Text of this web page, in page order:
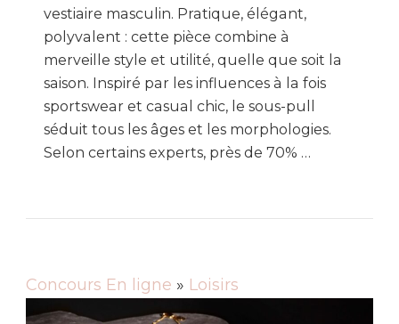
vestiaire masculin. Pratique, élégant,
polyvalent : cette pièce combine à
merveille style et utilité, quelle que soit la
saison. Inspiré par les influences à la fois
sportswear et casual chic, le sous-pull
séduit tous les âges et les morphologies.
Selon certains experts, près de 70% …
Concours En ligne » Loisirs